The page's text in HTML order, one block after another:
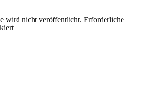
wird nicht veröffentlicht. Erforderliche